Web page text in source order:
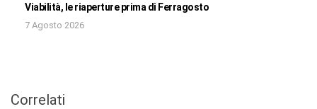
Viabilità, le riaperture prima di Ferragosto
7 Agosto 2026
Correlati